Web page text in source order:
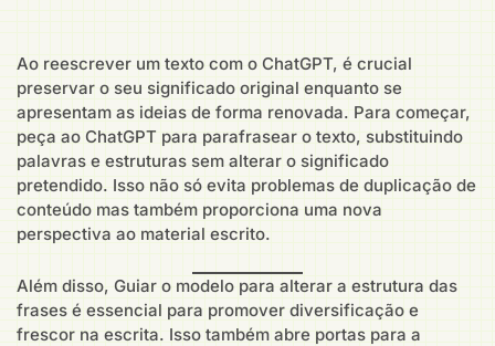
Ao reescrever um texto com o ChatGPT, é crucial
preservar o seu significado original enquanto se
apresentam as ideias de forma renovada. Para começar,
peça ao ChatGPT para parafrasear o texto, substituindo
palavras e estruturas sem alterar o significado
pretendido. Isso não só evita problemas de duplicação de
conteúdo mas também proporciona uma nova
perspectiva ao material escrito.
Além disso, Guiar o modelo para alterar a estrutura das
frases é essencial para promover diversificação e
frescor na escrita. Isso também abre portas para a